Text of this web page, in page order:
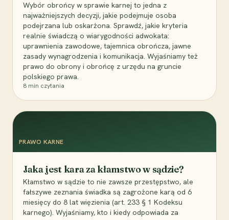
Wybór obrońcy w sprawie karnej to jedna z
najważniejszych decyzji, jakie podejmuje osoba
podejrzana lub oskarżona. Sprawdź, jakie kryteria
realnie świadczą o wiarygodności adwokata:
uprawnienia zawodowe, tajemnica obrończa, jawne
zasady wynagrodzenia i komunikacja. Wyjaśniamy też
prawo do obrony i obrońcę z urzędu na gruncie
polskiego prawa.
8 min czytania
PRAWO KARNE
Jaka jest kara za kłamstwo w sądzie?
Kłamstwo w sądzie to nie zawsze przestępstwo, ale
fałszywe zeznania świadka są zagrożone karą od 6
miesięcy do 8 lat więzienia (art. 233 § 1 Kodeksu
karnego). Wyjaśniamy, kto i kiedy odpowiada za